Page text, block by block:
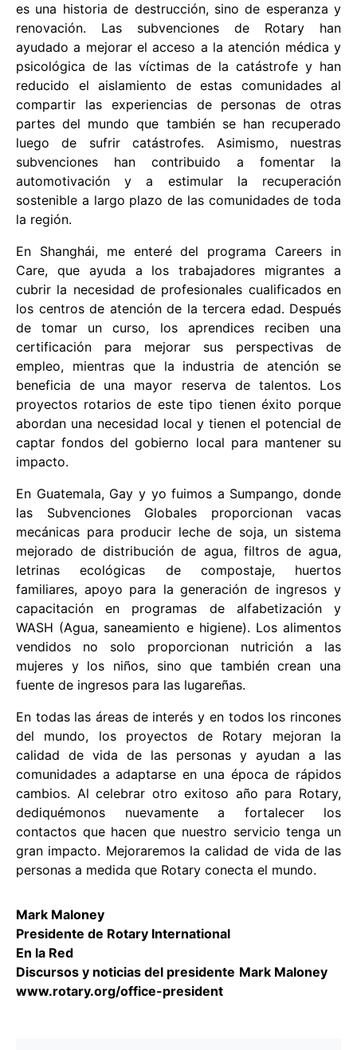
es una historia de destrucción, sino de esperanza y
renovación. Las subvenciones de Rotary han
ayudado a mejorar el acceso a la atención médica y
psicológica de las víctimas de la catástrofe y han
reducido el aislamiento de estas comunidades al
compartir las experiencias de personas de otras
partes del mundo que también se han recuperado
luego de sufrir catástrofes. Asimismo, nuestras
subvenciones han contribuido a fomentar la
automotivación y a estimular la recuperación
sostenible a largo plazo de las comunidades de toda
la región.
En Shanghái, me enteré del programa Careers in
Care, que ayuda a los trabajadores migrantes a
cubrir la necesidad de profesionales cualificados en
los centros de atención de la tercera edad. Después
de tomar un curso, los aprendices reciben una
certificación para mejorar sus perspectivas de
empleo, mientras que la industria de atención se
beneficia de una mayor reserva de talentos. Los
proyectos rotarios de este tipo tienen éxito porque
abordan una necesidad local y tienen el potencial de
captar fondos del gobierno local para mantener su
impacto.
En Guatemala, Gay y yo fuimos a Sumpango, donde
las Subvenciones Globales proporcionan vacas
mecánicas para producir leche de soja, un sistema
mejorado de distribución de agua, filtros de agua,
letrinas ecológicas de compostaje, huertos
familiares, apoyo para la generación de ingresos y
capacitación en programas de alfabetización y
WASH (Agua, saneamiento e higiene). Los alimentos
vendidos no solo proporcionan nutrición a las
mujeres y los niños, sino que también crean una
fuente de ingresos para las lugareñas.
En todas las áreas de interés y en todos los rincones
del mundo, los proyectos de Rotary mejoran la
calidad de vida de las personas y ayudan a las
comunidades a adaptarse en una época de rápidos
cambios. Al celebrar otro exitoso año para Rotary,
dediquémonos nuevamente a fortalecer los
contactos que hacen que nuestro servicio tenga un
gran impacto. Mejoraremos la calidad de vida de las
personas a medida que Rotary conecta el mundo.
Mark Maloney
Presidente de Rotary International
En la Red
Discursos y noticias del presidente Mark Maloney
www.rotary.org/office-president